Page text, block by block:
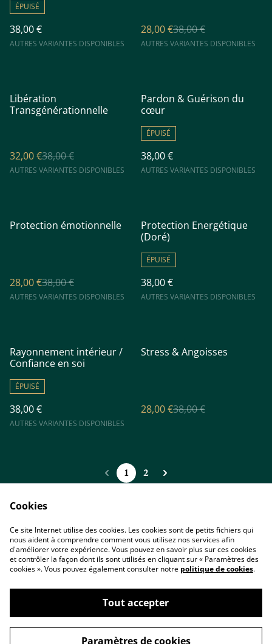
ÉPUISÉ
38,00 €
AUTRES VARIANTES DISPONIBLES
28,00 €38,00 €
AUTRES VARIANTES DISPONIBLES
%
Libération
Transgénérationnelle
32,00 €38,00 €
AUTRES VARIANTES DISPONIBLES
Pardon & Guérison du
cœur
ÉPUISÉ
38,00 €
AUTRES VARIANTES DISPONIBLES
%
Protection émotionnelle
28,00 €38,00 €
AUTRES VARIANTES DISPONIBLES
Protection Energétique
(Doré)
ÉPUISÉ
38,00 €
AUTRES VARIANTES DISPONIBLES
Rayonnement intérieur /
Confiance en soi
ÉPUISÉ
38,00 €
AUTRES VARIANTES DISPONIBLES
%
Stress & Angoisses
28,00 €38,00 €
1 2
Accueil
Contact
Conditions
Politique de
confidentialité
Cookies
Ce site Internet utilise des cookies. Les cookies sont de petits fichiers qui
nous aident à comprendre comment vous utilisez nos services afin
d'améliorer votre expérience. Vous pouvez en savoir plus sur ces cookies
et contrôler la façon dont ils sont utilisés en cliquant sur « Paramètres des
cookies ». Vous pouvez également consulter notre politique de cookies.
Tout accepter
Paramètres de cookies